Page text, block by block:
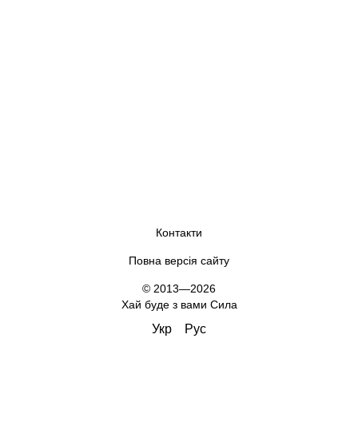
Контакти
Повна версія сайту
© 2013—2026
Хай буде з вами Сила
Укр Рус